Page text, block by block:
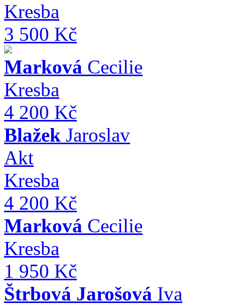
Kresba
3 500 Kč
Marková Cecilie
Kresba
4 200 Kč
Blažek Jaroslav
Akt
Kresba
4 200 Kč
Marková Cecilie
Kresba
1 950 Kč
Štrbová Jarošová Iva